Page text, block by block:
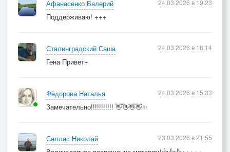
Афанасенко Валерий
Поддерживаю! +++
24.03.2026 в 19:23
Сталинградский Саша
Гена Привет+
24.03.2026 в 18:14
Фёдорова Наталья
Замечательно!!!!!!!!!!! 👋👋👋👋✨
24.03.2026 в 15:33
Саллас Николай
23.03.2026 в 21:55